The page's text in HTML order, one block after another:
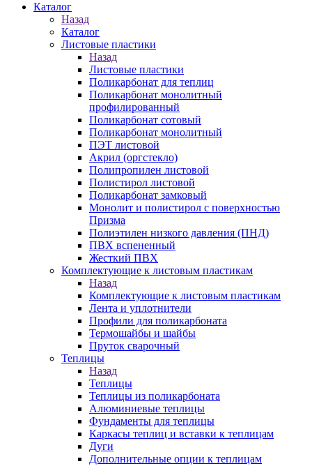
Каталог
Назад
Каталог
Листовые пластики
Назад
Листовые пластики
Поликарбонат для теплиц
Поликарбонат монолитный
профилированный
Поликарбонат сотовый
Поликарбонат монолитный
ПЭТ листовой
Акрил (оргстекло)
Полипропилен листовой
Полистирол листовой
Поликарбонат замковый
Монолит и полистирол с поверхностью
Призма
Полиэтилен низкого давления (ПНД)
ПВХ вспененный
Жесткий ПВХ
Комплектующие к листовым пластикам
Назад
Комплектующие к листовым пластикам
Лента и уплотнители
Профили для поликарбоната
Термошайбы и шайбы
Пруток сварочный
Теплицы
Назад
Теплицы
Теплицы из поликарбоната
Алюминиевые теплицы
Фундаменты для теплицы
Каркасы теплиц и вставки к теплицам
Дуги
Дополнительные опции к теплицам